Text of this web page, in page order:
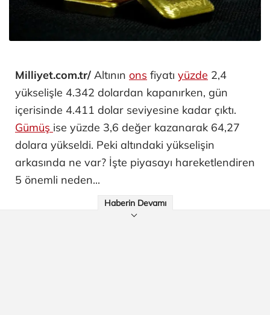
Milliyet.com.tr/ Altının ons fiyatı yüzde 2,4
yükselişle 4.342 dolardan kapanırken, gün
içerisinde 4.411 dolar seviyesine kadar çıktı.
Gümüş ise yüzde 3,6 değer kazanarak 64,27
dolara yükseldi. Peki altındaki yükselişin
arkasında ne var? İşte piyasayı hareketlendiren
5 önemli neden...
Haberin Devamı